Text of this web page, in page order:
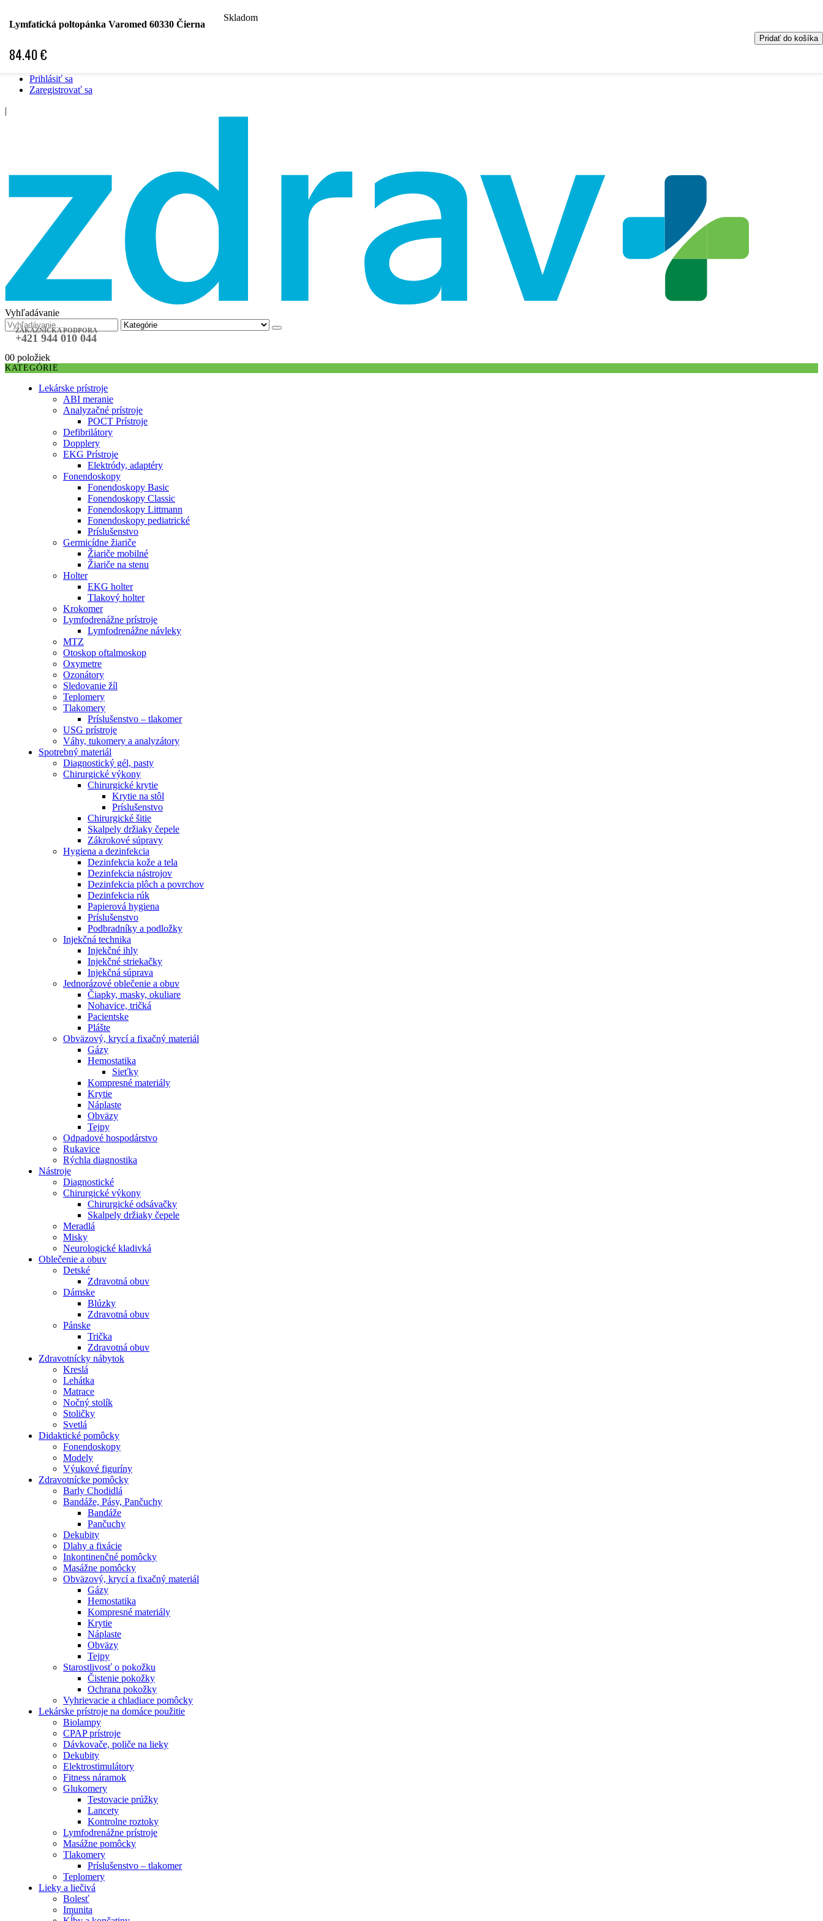
Hľadať podľa špecializácie
Špecifická objednávka
Prihlásiť sa
Zaregistrovať sa
|
Vyhľadávanie
ZÁKAZNÍCKA PODPORA
+421 944 010 044
00 položiek
KATEGÓRIE
Lekárske prístroje
ABI meranie
Analyzačné prístroje
POCT Prístroje
Defibrilátory
Dopplery
EKG Prístroje
Elektródy, adaptéry
Fonendoskopy
Fonendoskopy Basic
Fonendoskopy Classic
Fonendoskopy Littmann
Fonendoskopy pediatrické
Príslušenstvo
Germicídne žiariče
Žiariče mobilné
Žiariče na stenu
Holter
EKG holter
Tlakový holter
Krokomer
Lymfodrenážne prístroje
Lymfodrenážne návleky
MTZ
Otoskop oftalmoskop
Oxymetre
Ozonátory
Sledovanie žíl
Teplomery
Tlakomery
Príslušenstvo – tlakomer
USG prístroje
Váhy, tukomery a analyzátory
Spotrebný materiál
Diagnostický gél, pasty
Chirurgické výkony
Chirurgické krytie
Krytie na stôl
Príslušenstvo
Chirurgické šitie
Skalpely držiaky čepele
Zákrokové súpravy
Hygiena a dezinfekcia
Dezinfekcia kože a tela
Dezinfekcia nástrojov
Dezinfekcia plôch a povrchov
Dezinfekcia rúk
Papierová hygiena
Príslušenstvo
Podbradníky a podložky
Injekčná technika
Injekčné ihly
Injekčné striekačky
Injekčná súprava
Jednorázové oblečenie a obuv
Čiapky, masky, okuliare
Nohavice, tričká
Pacientske
Plášte
Obväzový, krycí a fixačný materiál
Gázy
Hemostatika
Sieťky
Kompresné materiály
Krytie
Náplaste
Obväzy
Tejpy
Odpadové hospodárstvo
Rukavice
Rýchla diagnostika
Nástroje
Diagnostické
Chirurgické výkony
Chirurgické odsávačky
Skalpely držiaky čepele
Meradlá
Misky
Neurologické kladivká
Oblečenie a obuv
Detské
Zdravotná obuv
Dámske
Blúzky
Zdravotná obuv
Pánske
Trička
Zdravotná obuv
Zdravotnícky nábytok
Kreslá
Lehátka
Matrace
Nočný stolík
Stoličky
Svetlá
Didaktické pomôcky
Fonendoskopy
Modely
Výukové figuríny
Zdravotnícke pomôcky
Barly Chodidlá
Bandáže, Pásy, Pančuchy
Bandáže
Pančuchy
Dekubity
Dlahy a fixácie
Inkontinenčné pomôcky
Masážne pomôcky
Obväzový, krycí a fixačný materiál
Gázy
Hemostatika
Kompresné materiály
Krytie
Náplaste
Obväzy
Tejpy
Starostlivosť o pokožku
Čistenie pokožky
Ochrana pokožky
Vyhrievacie a chladiace pomôcky
Lekárske prístroje na domáce použitie
Biolampy
CPAP prístroje
Dávkovače, poliče na lieky
Dekubity
Elektrostimulátory
Fitness náramok
Glukomery
Testovacie prúžky
Lancety
Kontrolne roztoky
Lymfodrenážne prístroje
Masážne pomôcky
Tlakomery
Príslušenstvo – tlakomer
Teplomery
Lieky a liečivá
Bolesť
Imunita
Lymfatická poltopánka Varomed 60330 Čierna
84.40€
Skladom
Pridať do košíka